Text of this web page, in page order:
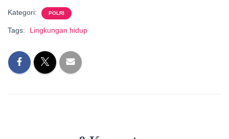
Kategori: POLRI
Tags: Lingkungan hidup